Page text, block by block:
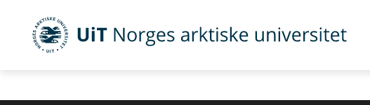
UiT Norges arktiske universitet